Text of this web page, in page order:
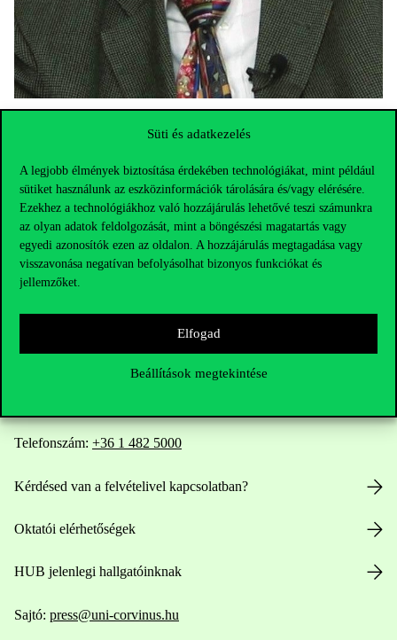
Süti és adatkezelés
A legjobb élmények biztosítása érdekében technológiákat, mint például
sütiket használunk az eszközinformációk tárolására és/vagy elérésére.
Ezekhez a technológiákhoz való hozzájárulás lehetővé teszi számunkra
az olyan adatok feldolgozását, mint a böngészési magatartás vagy
egyedi azonosítók ezen az oldalon. A hozzájárulás megtagadása vagy
visszavonása negatívan befolyásolhat bizonyos funkciókat és
jellemzőket.
Elfogad
Beállítások megtekintése
Telefonszám: +36 1 482 5000
Kérdésed van a felvételivel kapcsolatban?
Oktatói elérhetőségek
HUB jelenlegi hallgatóinknak
Sajtó: press@uni-corvinus.hu